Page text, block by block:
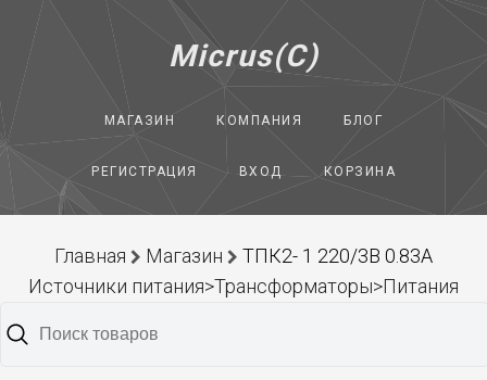
Micrus(C)
МАГАЗИН КОМПАНИЯ БЛОГ
РЕГИСТРАЦИЯ ВХОД КОРЗИНА
Главная Магазин
ТПК2- 1 220/3В 0.83А
Источники питания>Трансформаторы>Питания